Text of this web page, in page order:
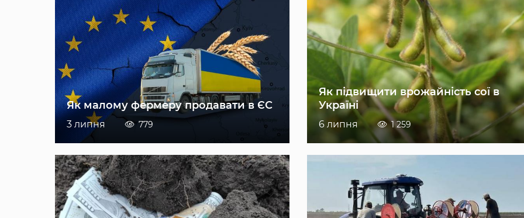
Як малому фермеру продавати в ЄС
3 липня 779
Як підвищити врожайність сої в
Україні
6 липня 1 259